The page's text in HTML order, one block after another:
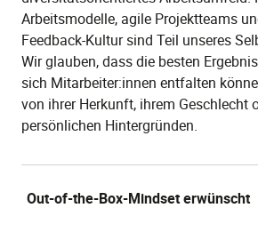
Arbeitsmodelle, agile Projektteams
Feedback-Kultur sind Teil unseres
Wir glauben, dass die besten
sich Mitarbeiter:innen entfalten
von ihrer Herkunft, ihrem Geschlecht
persönlichen Hintergründen.
Out-of-the-Box-Mindset erwünscht